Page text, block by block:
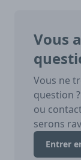
Vous
Vous ne
question
ou
serons
Entrer